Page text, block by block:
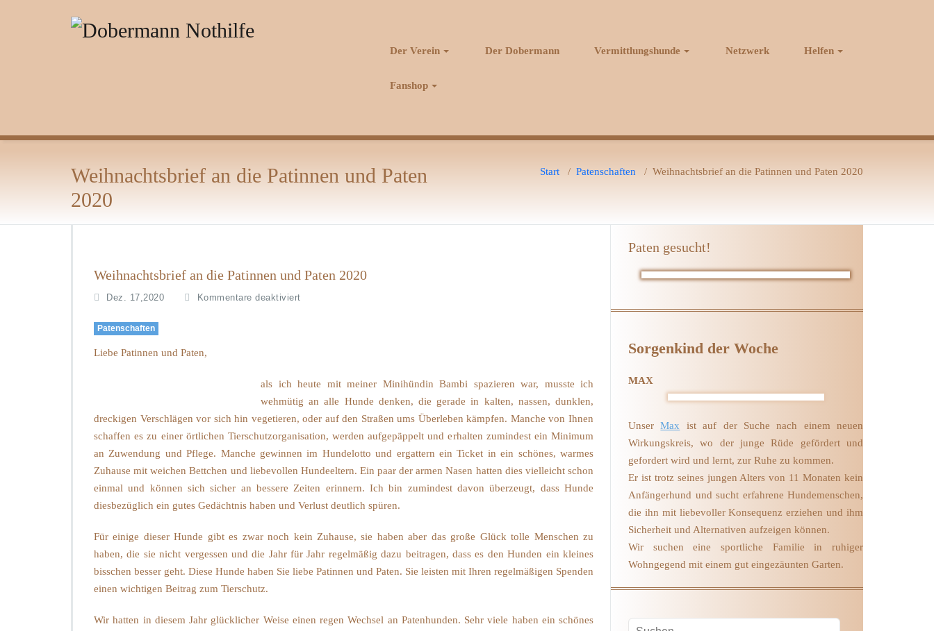
Der Verein Der Dobermann Vermittlungshunde Netzwerk Helfen
Fanshop
Weihnachtsbrief an die Patinnen und Paten
2020
Start / Patenschaften / Weihnachtsbrief an die Patinnen und Paten 2020
Weihnachtsbrief an die Patinnen und Paten 2020
Dez. 17,2020 Kommentare deaktiviert
h
a
c
h
b
r
i
f
n
d
P
Patenschaften
Liebe Patinnen und Paten,
als ich heute mit meiner Minihündin Bambi spazieren war, musste ich
wehmütig an alle Hunde denken, die gerade in kalten, nassen, dunklen,
dreckigen Verschlägen vor sich hin vegetieren, oder auf den Straßen ums Überleben kämpfen. Manche von Ihnen
schaffen es zu einer örtlichen Tierschutzorganisation, werden aufgepäppelt und erhalten zumindest ein Minimum
an Zuwendung und Pflege. Manche gewinnen im Hundelotto und ergattern ein Ticket in ein schönes, warmes
Zuhause mit weichen Bettchen und liebevollen Hundeeltern. Ein paar der armen Nasen hatten dies vielleicht schon
einmal und können sich sicher an bessere Zeiten erinnern. Ich bin zumindest davon überzeugt, dass Hunde
diesbezüglich ein gutes Gedächtnis haben und Verlust deutlich spüren.
Für einige dieser Hunde gibt es zwar noch kein Zuhause, sie haben aber das große Glück tolle Menschen zu
haben, die sie nicht vergessen und die Jahr für Jahr regelmäßig dazu beitragen, dass es den Hunden ein kleines
bisschen besser geht. Diese Hunde haben Sie liebe Patinnen und Paten. Sie leisten mit Ihren regelmäßigen Spenden
einen wichtigen Beitrag zum Tierschutz.
Wir hatten in diesem Jahr glücklicher Weise einen regen Wechsel an Patenhunden. Sehr viele haben ein schönes
Paten gesucht!
Sorgenkind der Woche
MAX
UnserMax ist auf der Suche nach einem neuen
Wirkungskreis, wo der junge Rüde gefördert und
gefordert wird und lernt, zur Ruhe zu kommen.
Er ist trotz seines jungen Alters von 11 Monaten kein
Anfängerhund und sucht erfahrene Hundemenschen,
die ihn mit liebevoller Konsequenz erziehen und ihm
Sicherheit und Alternativen aufzeigen können.
Wir suchen eine sportliche Familie in ruhiger
Wohngegend mit einem gut eingezäunten Garten.